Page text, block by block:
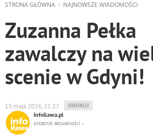
STRONA GŁÓWNA NAJNOWSZE WIADOMOŚCI
Zuzanna Pełka
zawalczy na
scenie w Gdyni!
WYDRUKUJ
PODSTRONĘ
DO
DRUKUJ
13 maja 2026, 21:27
infoilawa.pl
ostatnie aktualności ‹